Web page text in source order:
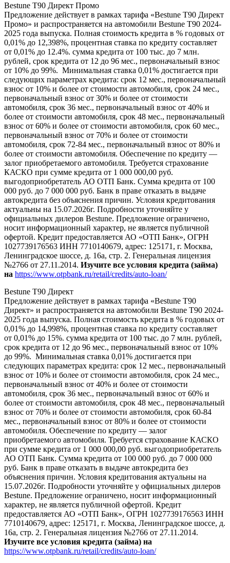
Bestune T90 Директ Промо
Предложение действует в рамках тарифа «Bestune T90 Директ
Промо» и распространяется на автомобили Bestune T90 2024-
2025 года выпуска. Полная стоимость кредита в % годовых от
0,01% до 12,398%, процентная ставка по кредиту составляет
от 0,01% до 12.4%. сумма кредита от 100 тыс. до 7 млн.
рублей, срок кредита от 12 до 96 мес., первоначальный взнос
от 10% до 99%. Минимальная ставка 0,01% достигается при
следующих параметрах кредита: срок 12 мес., первоначальный
взнос от 10% и более от стоимости автомобиля, срок 24 мес.,
первоначальный взнос от 30% и более от стоимости
автомобиля, срок 36 мес., первоначальный взнос от 40% и
более от стоимости автомобиля, срок 48 мес., первоначальный
взнос от 60% и более от стоимости автомобиля, срок 60 мес.,
первоначальный взнос от 70% и более от стоимости
автомобиля, срок 72-84 мес., первоначальный взнос от 80% и
более от стоимости автомобиля. Обеспечение по кредиту —
залог приобретаемого автомобиля. Требуется страхование
КАСКО при сумме кредита от 1 000 000,00 руб.
выгодоприобретатель АО ОТП Банк. Сумма кредита от 100
000 руб. до 7 000 000 руб. Банк в праве отказать в выдаче
автокредита без объяснения причин. Условия кредитования
актуальны на 15.07.2026г. Подробности уточняйте у
официальных дилеров Bestune. Предложение ограничено,
носит информационный характер, не является публичной
офертой. Кредит предоставляется АО «ОТП Банк», ОГРН
1027739176563 ИНН 7710140679, адрес: 125171, г. Москва,
Ленинградское шоссе, д. 16а, стр. 2. Генеральная лицензия
№2766 от 27.11.2014. Изучите все условия кредита (займа)
на https://www.otpbank.ru/retail/credits/auto-loan/
Bestune T90 Директ
Предложение действует в рамках тарифа «Bestune T90
Директ» и распространяется на автомобили Bestune T90 2024-
2025 года выпуска. Полная стоимость кредита в % годовых от
0,01% до 14,998%, процентная ставка по кредиту составляет
от 0,01% до 15%. сумма кредита от 100 тыс. до 7 млн. рублей,
срок кредита от 12 до 96 мес., первоначальный взнос от 10%
до 99%. Минимальная ставка 0,01% достигается при
следующих параметрах кредита: срок 12 мес., первоначальный
взнос от 10% и более от стоимости автомобиля, срок 24 мес.,
первоначальный взнос от 40% и более от стоимости
автомобиля, срок 36 мес., первоначальный взнос от 60% и
более от стоимости автомобиля, срок 48 мес., первоначальный
взнос от 70% и более от стоимости автомобиля, срок 60-84
мес., первоначальный взнос от 80% и более от стоимости
автомобиля. Обеспечение по кредиту — залог
приобретаемого автомобиля. Требуется страхование КАСКО
при сумме кредита от 1 000 000,00 руб. выгодоприобретатель
АО ОТП Банк. Сумма кредита от 100 000 руб. до 7 000 000
руб. Банк в праве отказать в выдаче автокредита без
объяснения причин. Условия кредитования актуальны на
15.07.2026г. Подробности уточняйте у официальных дилеров
Bestune. Предложение ограничено, носит информационный
характер, не является публичной офертой. Кредит
предоставляется АО «ОТП Банк», ОГРН 1027739176563 ИНН
7710140679, адрес: 125171, г. Москва, Ленинградское шоссе, д.
16а, стр. 2. Генеральная лицензия №2766 от 27.11.2014.
Изучите все условия кредита (займа) на
https://www.otpbank.ru/retail/credits/auto-loan/